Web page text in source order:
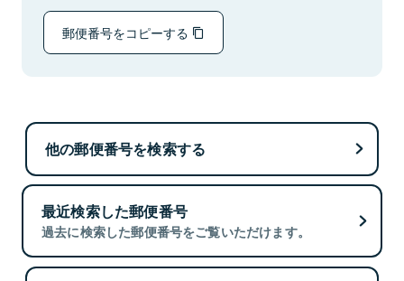
郵便番号をコピーする
他の郵便番号を検索する
最近検索した郵便番号
過去に検索した郵便番号をご覧いただけます。